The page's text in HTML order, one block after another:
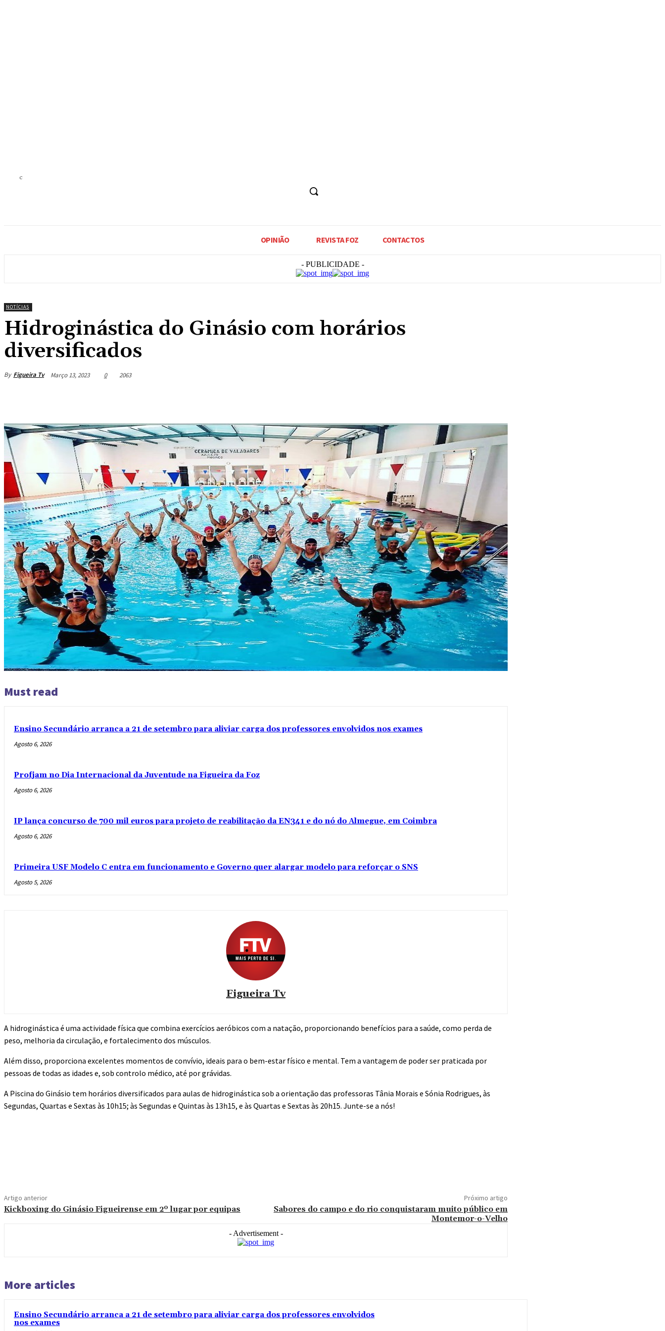
C
OPINIÃO REVISTA FOZ CONTACTOS
- PUBLICIDADE -
NOTÍCIAS
Hidroginástica do Ginásio com horários
diversificados
By Figueira Tv Março 13, 2023 0 2063
Must read
Ensino Secundário arranca a 21 de setembro para aliviar carga dos professores envolvidos nos exames
Agosto 6, 2026
Profjam no Dia Internacional da Juventude na Figueira da Foz
Agosto 6, 2026
IP lança concurso de 700 mil euros para projeto de reabilitação da EN341 e do nó do Almegue, em Coimbra
Agosto 6, 2026
Primeira USF Modelo C entra em funcionamento e Governo quer alargar modelo para reforçar o SNS
Agosto 5, 2026
Figueira Tv
A hidroginástica é uma actividade física que combina exercícios aeróbicos com a natação, proporcionando benefícios para a saúde, como perda de
peso, melhoria da circulação, e fortalecimento dos músculos.
Além disso, proporciona excelentes momentos de convívio, ideais para o bem-estar físico e mental. Tem a vantagem de poder ser praticada por
pessoas de todas as idades e, sob controlo médico, até por grávidas.
A Piscina do Ginásio tem horários diversificados para aulas de hidroginástica sob a orientação das professoras Tânia Morais e Sónia Rodrigues, às
Segundas, Quartas e Sextas às 10h15; às Segundas e Quintas às 13h15, e às Quartas e Sextas às 20h15. Junte-se a nós!
Artigo anterior
Kickboxing do Ginásio Figueirense em 2º lugar por equipas
Próximo artigo
Sabores do campo e do rio conquistaram muito público em
Montemor-o-Velho
- Advertisement -
More articles
Ensino Secundário arranca a 21 de setembro para aliviar carga dos professores envolvidos
nos exames